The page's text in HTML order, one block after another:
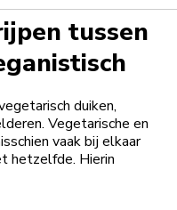
tussen
duiken,
Vegetarische en
vaak bij elkaar
hetzelfde. Hierin